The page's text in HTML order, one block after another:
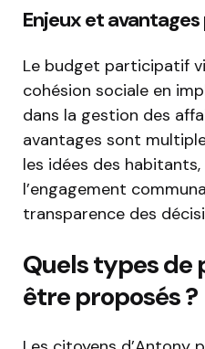
Enjeux et
Le budget participatif
cohésion sociale en
dans la gestion des
avantages sont
les idées des
l’engagement
transparence des
Quels types de
être proposés ?